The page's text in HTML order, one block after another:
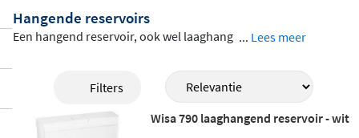
Hangende reservoirs
Een hangend reservoir, ook wel laaghang
zichtbaar aan de muur bevestigd en is via
een spoelbuis verbonden met de toiletpo
t. Dit type reservoir is
eenvoudig te monte
... Lees meer
Filters
Wisa 790 laaghangend reservoir - wit